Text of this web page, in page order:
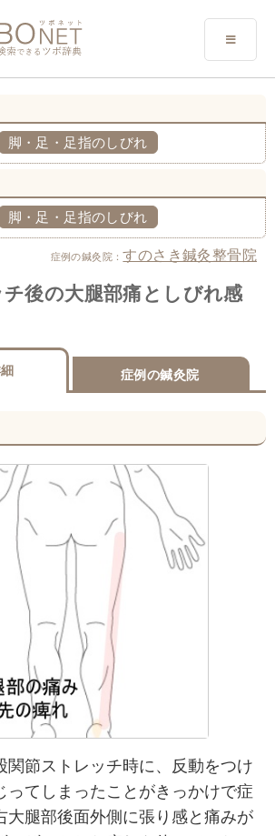
脚・足・足指のしびれ
脚・足・足指のしびれ
症例の鍼灸院：すのさき鍼灸整骨院
後の大腿部痛としびれ感
症例の鍼灸院
関節ストレッチ時に、反動をつけ
ってしまったことがきっかけで症
大腿部後面外側に張り感と痛みが